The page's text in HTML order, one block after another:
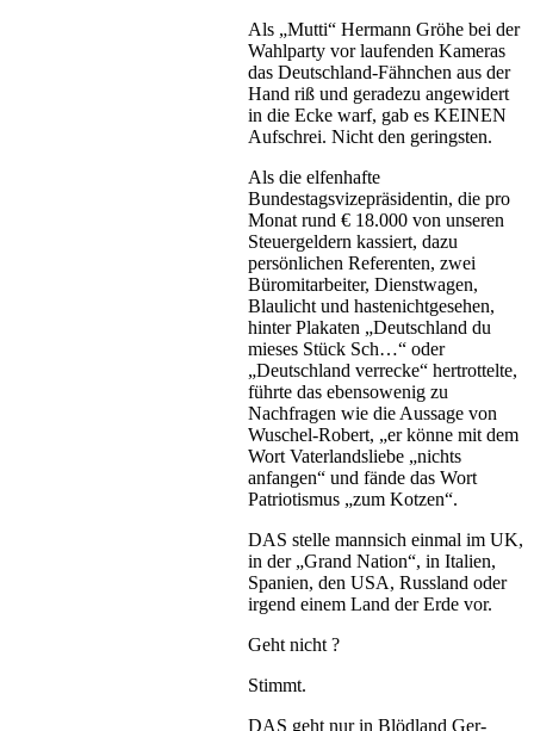
Als „Mutti“ Hermann Gröhe bei der
Wahlparty vor laufenden Kameras
das Deutschland-Fähnchen aus der
Hand riß und geradezu angewidert
in die Ecke warf, gab es KEINEN
Aufschrei. Nicht den geringsten.
Als die elfenhafte
Bundestagsvizepräsidentin, die pro
Monat rund € 18.000 von unseren
Steuergeldern kassiert, dazu
persönlichen Referenten, zwei
Büromitarbeiter, Dienstwagen,
Blaulicht und hastenichtgesehen,
hinter Plakaten „Deutschland du
mieses Stück Sch…“ oder
„Deutschland verrecke“ hertrottelte,
führte das ebensowenig zu
Nachfragen wie die Aussage von
Wuschel-Robert, „er könne mit dem
Wort Vaterlandsliebe „nichts
anfangen“ und fände das Wort
Patriotismus „zum Kotzen“.
DAS stelle mannsich einmal im UK,
in der „Grand Nation“, in Italien,
Spanien, den USA, Russland oder
irgend einem Land der Erde vor.
Geht nicht ?
Stimmt.
DAS geht nur in Blödland Ger-